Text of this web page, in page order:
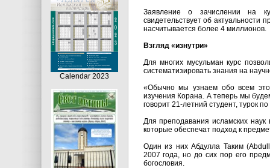
Calendar 2023
Заявление о зачислении на
свидетельствует об актуальности
насчитывается более 4 миллионов.
Взгляд «изнутри»
Для многих мусульман курс
систематизировать знания на
«Обычно мы узнаем обо всем
изучения Корана. А теперь мы
говорит 21-летний студент, турок
Для преподавания исламских наук
которые обеспечат подход к
Один из них Абдулла Таким
2007 года, но до сих пор его
богословия.